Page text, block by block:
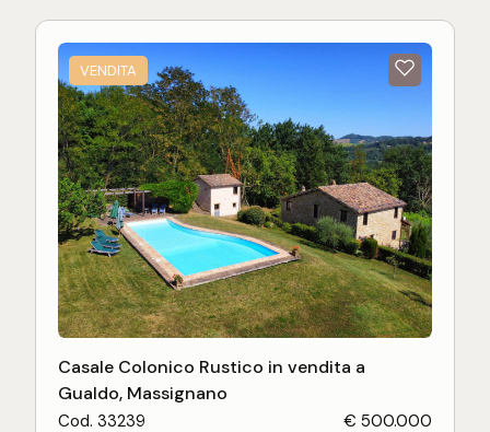
VENDITA
Casale Colonico Rustico in vendita a
Gualdo, Massignano
Cod. 33239 € 500.000